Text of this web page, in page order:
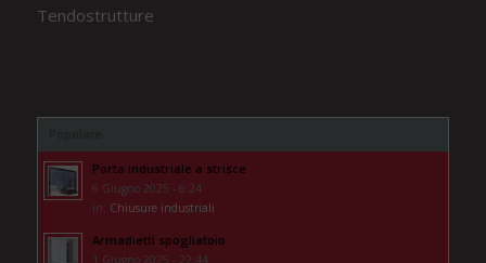
Tendostrutture
Porta industriale a strisce
6 Giugno 2025 - 6:24
in: Chiusure industriali
Armadietti spogliatoio
1 Giugno 2025 - 22:44